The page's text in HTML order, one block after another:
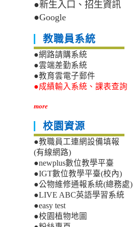
●新生入口、招生資訊
●Google
教職員系統
●網路請購系統
●雲端差勤系統
●教育雲電子郵件
●成績輸入系統、課表查詢
more
校園資源
●教職員工連網設備填報
(有線網路)
●newplus數位教學平臺
●IGT數位教學平臺(校內)
●公物維修通報系統(總務處)
●LIVE ABC英語學習系統
●easy test
●校園植物地圖